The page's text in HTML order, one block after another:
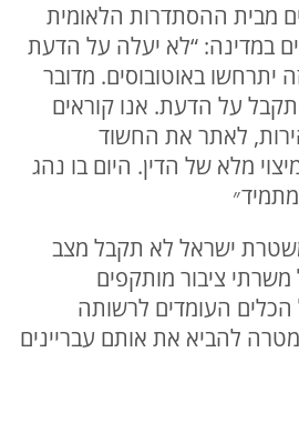
מבית ההסתדרות הלאומית
במדינה: “לא יעלה על הדעת
יתרחשו באוטובוסים. מדובר
על הדעת. אנו קוראים
לאתר את החשוד
מלא של הדין. היום בו נהג
ישראל לא תקבל מצב
ציבור מותקפים
העומדים לרשותה
להביא את אותם עבריינים